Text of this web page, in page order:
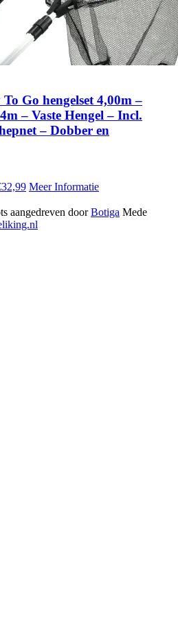
Go hengelset 4,00m –
– Vaste Hengel – Incl.
– Dobber en
Meer Informatie
aangedreven doorBotiga Mede